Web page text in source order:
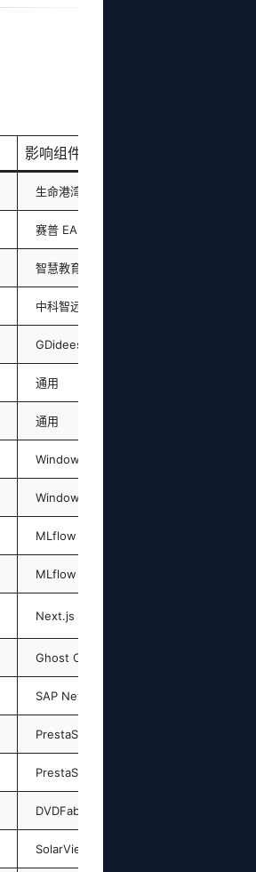
影响组件
生命港湾（LifeGang）平台
赛普 EAP
智慧教育平台
中科智远监管平台
GDidees CMS
通用
通用
Windows 服务器
Windows 服务器
MLflow
MLflow
Next.js
Ghost CMS
SAP NetWeaver
PrestaShop
PrestaShop
DVDFab Player
SolarView